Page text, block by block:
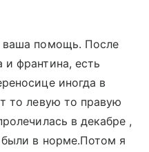
ваша помощь. После
и франтина, есть
иногда в
то левую то правую
в декабре ,
в норме.Потом я